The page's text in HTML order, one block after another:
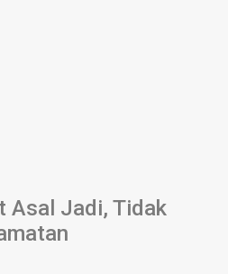
Asal Jadi, Tidak